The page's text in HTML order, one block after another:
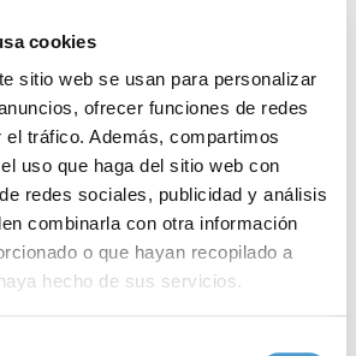
cookies
sitio web se usan para personalizar
ofrecer funciones de redes
tráfico. Además, compartimos
uso que haga del sitio web con
redes sociales, publicidad y análisis
combinarla con otra información
o que hayan recopilado a
hecho de sus servicios.